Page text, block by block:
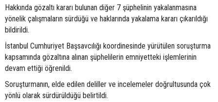
Hakkında gözaltı kararı bulunan diğer 7 şüphelinin yakalanmasına
yönelik çalışmaların sürdüğü ve haklarında yakalama kararı çıkarıldığı
bildirildi.
İstanbul Cumhuriyet Başsavcılığı koordinesinde yürütülen soruşturma
kapsamında gözaltına alınan şüphelilerin emniyetteki işlemlerinin
devam ettiği öğrenildi.
Soruşturmanın, elde edilen deliller ve incelemeler doğrultusunda çok
yönlü olarak sürdürüldüğü belirtildi.